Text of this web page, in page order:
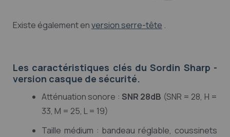
Existe également enversion serre-tête .
Les caractéristiques clés du Sordin Sharp -
version casque de sécurité.
Atténuation sonore : SNR 28dB (SNR = 28, H =
33, M = 25, L = 19)
Taille médium : bandeau réglable, coussinets